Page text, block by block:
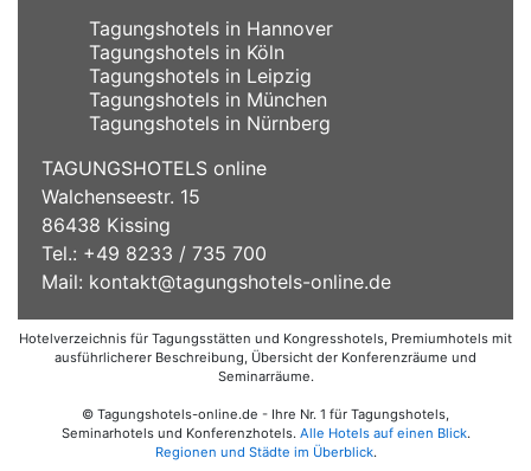
Tagungshotels in Hannover
Tagungshotels in Köln
Tagungshotels in Leipzig
Tagungshotels in München
Tagungshotels in Nürnberg
TAGUNGSHOTELS online
Walchenseestr. 15
86438 Kissing
Tel.: +49 8233 / 735 700
Mail: kontakt@tagungshotels-online.de
Hotelverzeichnis für Tagungsstätten und Kongresshotels, Premiumhotels mit
ausführlicherer Beschreibung, Übersicht der Konferenzräume und
Seminarräume.
© Tagungshotels-online.de - Ihre Nr. 1 für Tagungshotels,
Seminarhotels und Konferenzhotels. Alle Hotels auf einen Blick.
Regionen und Städte im Überblick.